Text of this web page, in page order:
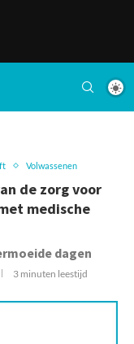
Volwassenen
de zorg voor
medische
dagen
3 minuten leestijd